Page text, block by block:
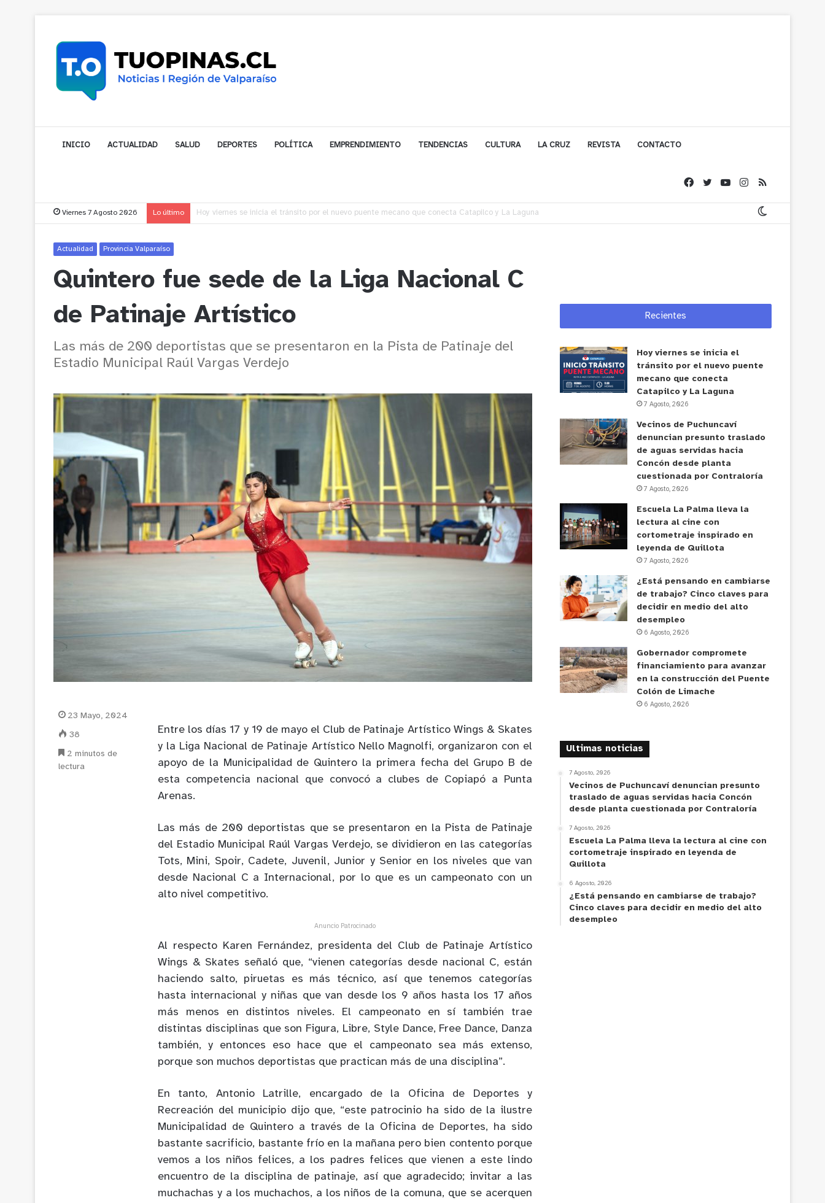
INICIO ACTUALIDAD SALUD DEPORTES POLÍTICA EMPRENDIMIENTO TENDENCIAS CULTURA LA CRUZ REVISTA CONTACTO
Viernes 7 Agosto 2026 Lo último Vecinos de Puchuncaví denuncian presunto traslado de aguas servidas hacia Concón desde planta cuestionada por Contraloría
Actualidad Provincia Valparaíso
Quintero fue sede de la Liga Nacional C
de Patinaje Artístico
Las más de 200 deportistas que se presentaron en la Pista de Patinaje del
Estadio Municipal Raúl Vargas Verdejo
Entre los días 17 y 19 de mayo el Club de Patinaje Artístico Wings & Skates
y la Liga Nacional de Patinaje Artístico Nello Magnolfi, organizaron con el
apoyo de la Municipalidad de Quintero la primera fecha del Grupo B de
esta competencia nacional que convocó a clubes de Copiapó a Punta
Arenas.
Las más de 200 deportistas que se presentaron en la Pista de Patinaje
del Estadio Municipal Raúl Vargas Verdejo, se dividieron en las categorías
Tots, Mini, Spoir, Cadete, Juvenil, Junior y Senior en los niveles que van
desde Nacional C a Internacional, por lo que es un campeonato con un
alto nivel competitivo.
Anuncio Patrocinado
Al respecto Karen Fernández, presidenta del Club de Patinaje Artístico
Wings & Skates señaló que, “vienen categorías desde nacional C, están
haciendo salto, piruetas es más técnico, así que tenemos categorías
hasta internacional y niñas que van desde los 9 años hasta los 17 años
más menos en distintos niveles. El campeonato en sí también trae
distintas disciplinas que son Figura, Libre, Style Dance, Free Dance, Danza
también, y entonces eso hace que el campeonato sea más extenso,
porque son muchos deportistas que practican más de una disciplina”.
En tanto, Antonio Latrille, encargado de la Oficina de Deportes y
Recreación del municipio dijo que, “este patrocinio ha sido de la ilustre
Municipalidad de Quintero a través de la Oficina de Deportes, ha sido
bastante sacrificio, bastante frío en la mañana pero bien contento porque
vemos a los niños felices, a los padres felices que vienen a este lindo
encuentro de la disciplina de patinaje, así que agradecido; invitar a las
muchachas y a los muchachos, a los niños de la comuna, que se acerquen
23 Mayo, 2024
38
2 minutos de
lectura
Recientes
Hoy viernes se inicia el
tránsito por el nuevo puente
mecano que conecta
Catapilco y La Laguna
7 Agosto, 2026
Vecinos de Puchuncaví
denuncian presunto traslado
de aguas servidas hacia
Concón desde planta
cuestionada por Contraloría
7 Agosto, 2026
Escuela La Palma lleva la
lectura al cine con
cortometraje inspirado en
leyenda de Quillota
7 Agosto, 2026
¿Está pensando en cambiarse
de trabajo? Cinco claves para
decidir en medio del alto
desempleo
6 Agosto, 2026
Gobernador compromete
financiamiento para avanzar
en la construcción del Puente
Colón de Limache
6 Agosto, 2026
Ultimas noticias
7 Agosto, 2026
Vecinos de Puchuncaví denuncian presunto
traslado de aguas servidas hacia Concón
desde planta cuestionada por Contraloría
7 Agosto, 2026
Escuela La Palma lleva la lectura al cine con
cortometraje inspirado en leyenda de
Quillota
6 Agosto, 2026
¿Está pensando en cambiarse de trabajo?
Cinco claves para decidir en medio del alto
desempleo